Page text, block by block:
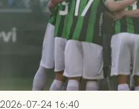
2026-07-24 16:40